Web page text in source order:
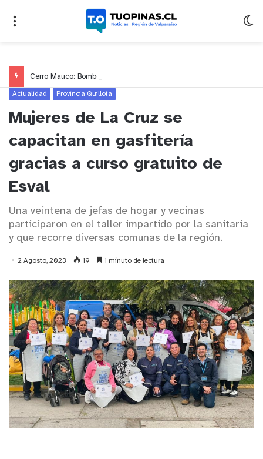
Actualidad Provincia Quillota
Mujeres de La Cruz se
capacitan en gasfitería
gracias a curso gratuito de
Esval
Una veintena de jefas de hogar y vecinas
participaron en el taller impartido por la sanitaria
y que recorre diversas comunas de la región.
2 Agosto, 2023 19 1 minuto de lectura